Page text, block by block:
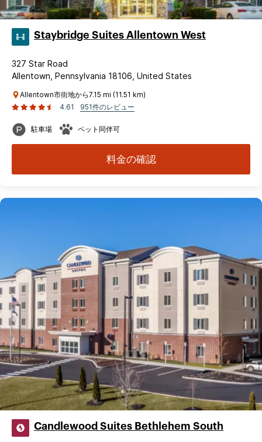
Staybridge Suites Allentown West
327 Star Road
Allentown, Pennsylvania 18106, United States
Allentown市街地から7.15 mi (11.51 km)
4.61
951件のレビュー
駐車場 ペット同伴可
料金の確認
Candlewood Suites Bethlehem South